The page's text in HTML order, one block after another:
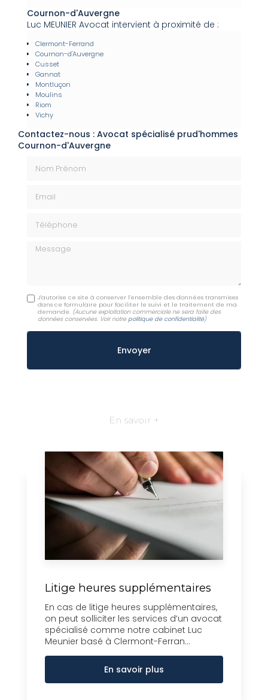
Cournon-d'Auvergne
Luc MEUNIER Avocat intervient à proximité de :
Clermont-Ferrand
Cournon-d'Auvergne
Cusset
Gannat
Montluçon
Moulins
Riom
Vichy
Contactez-nous : Avocat spécialisé prud'hommes
Cournon-d'Auvergne
Message
J'autorise ce site à conserver l'ensemble des données transmises
dans ce formulaire pour faciliter le suivi et le traitement de ma
demande. (Aucune exploitation commerciale ne sera faite des
données conservées. Voir notre politique de confidentialité)
En savoir +
Litige heures supplémentaires
En cas de litige heures supplémentaires,
on peut solliciter les services d’un avocat
spécialisé comme notre cabinet Luc
Meunier basé à Clermont-Ferran...
En savoir plus